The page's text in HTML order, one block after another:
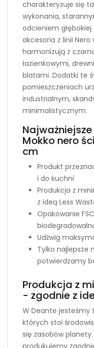
charakteryzuje się
wykonania,
odcieniem
akcesoria z linii
harmonizują z
łazienkowymi,
blatami. Dodatki te
pomieszczeniach
industrialnym,
minimalistycznym.
Mokko nero
cm
Produkt
i do kuchni
Produkcja z
z ideą Less
Opakowanie
Udźwig
Tylko najlepsze
potwierdzamy
Produkcja z
- zgodnie z
W Deante jesteśmy
których stoi
się zasobów
produkujemy